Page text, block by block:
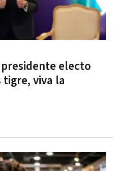
electo
tigre, viva la